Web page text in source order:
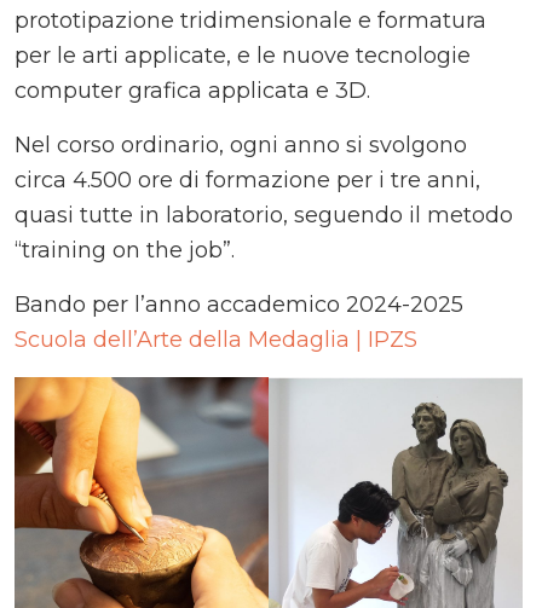
prototipazione tridimensionale e formatura
per le arti applicate, e le nuove tecnologie
computer grafica applicata e 3D.
Nel corso ordinario, ogni anno si svolgono
circa 4.500 ore di formazione per i tre anni,
quasi tutte in laboratorio, seguendo il metodo
“training on the job”.
Bando per l’anno accademico 2024-2025
Scuola dell’Arte della Medaglia | IPZS